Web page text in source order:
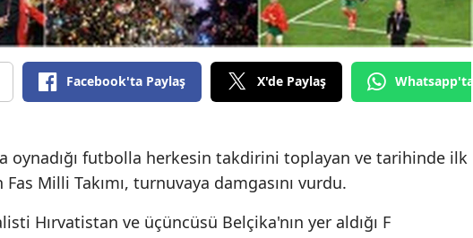
Edirne
Erzincan
Eskişehir
Gaziantep
Facebook'ta Paylaş X'de Paylaş
oynadığı futbolla herkesin takdirini toplayan ve tarihinde ilk
Milli Takımı, turnuvaya damgasını vurdu.
Hırvatistan ve üçüncüsü Belçika'nın yer aldığı F